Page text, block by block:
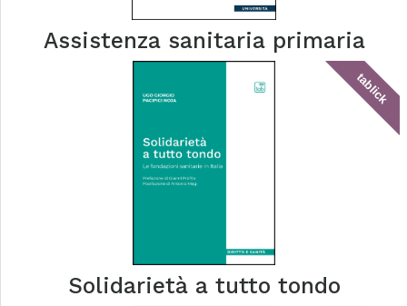
Assistenza sanitaria primaria
tablick
Solidarietà a tutto tondo